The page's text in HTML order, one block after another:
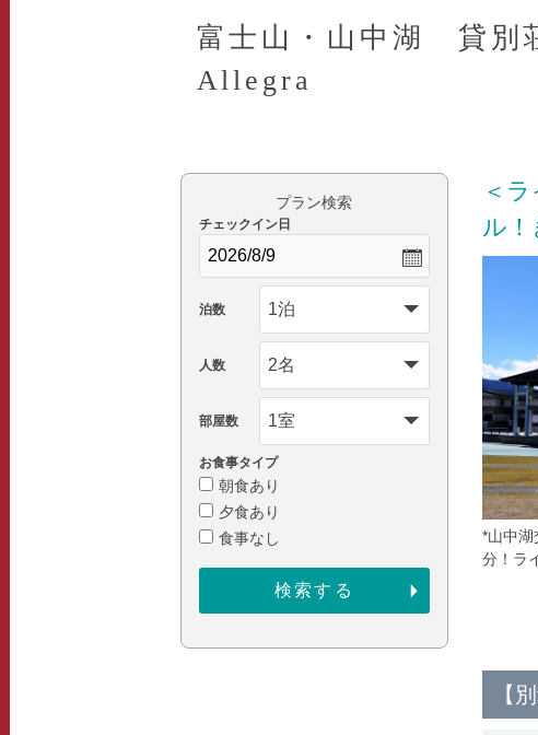
富士山・山中湖 貸別
Allegra
＜
ル！
*山中湖
分！ラ
【
プラン検索
チェックイン日
泊数
人数
部屋数
お食事タイプ
朝食あり
夕食あり
食事なし